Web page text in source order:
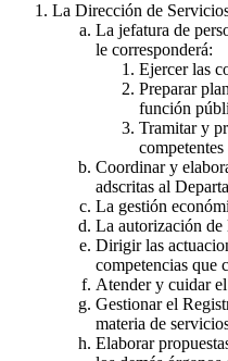
La Dirección de
La jefatura de
le corresponderá:
Ejercer las
Preparar
función
Tramitar y
Coordinar y
adscritas al
La gestión
La autorización de
Dirigir las
competencias que
Atender y cuidar
Gestionar el
materia de
Elaborar